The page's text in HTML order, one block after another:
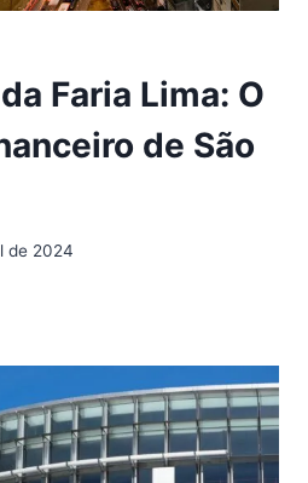
Faria Lima: O
de São
de 2024